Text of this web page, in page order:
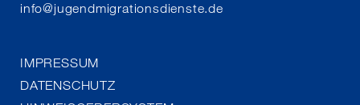
info@jugendmigrationsdienste.de
IMPRESSUM
DATENSCHUTZ